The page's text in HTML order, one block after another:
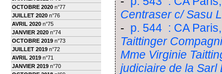
OCTOBRE 2020 n°77
JUILLET 2020 n°76
AVRIL 2020 n°75
JANVIER 2020 n°74
OCTOBRE 2019 n°73
JUILLET 2019 n°72
AVRIL 2019 n°71
JANVIER 2019 n°70
Centraser c/ Sasu
- p. 544 : CA
Taittinger
Mme Virginie
judiciaire de la Sarl